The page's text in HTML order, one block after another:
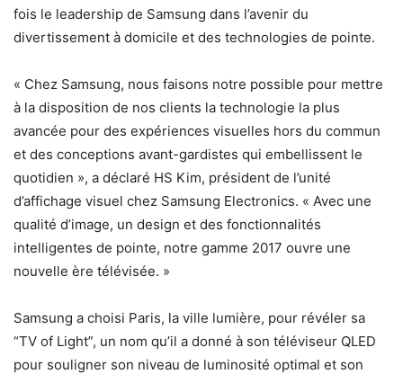
fois le leadership de Samsung dans l’avenir du
divertissement à domicile et des technologies de pointe.
« Chez Samsung, nous faisons notre possible pour mettre
à la disposition de nos clients la technologie la plus
avancée pour des expériences visuelles hors du commun
et des conceptions avant-gardistes qui embellissent le
quotidien », a déclaré HS Kim, président de l’unité
d’affichage visuel chez Samsung Electronics. « Avec une
qualité d’image, un design et des fonctionnalités
intelligentes de pointe, notre gamme 2017 ouvre une
nouvelle ère télévisée. »
Samsung a choisi Paris, la ville lumière, pour révéler sa
“TV of Light”, un nom qu’il a donné à son téléviseur QLED
pour souligner son niveau de luminosité optimal et son